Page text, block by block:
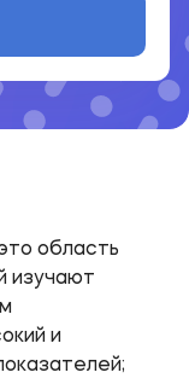
область
изучают
и